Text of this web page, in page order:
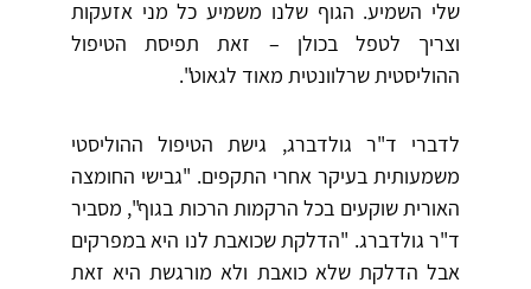
שלי השמיע. הגוף שלנו משמיע כל מני אזעקות
וצריך לטפל בכולן – זאת תפיסת הטיפול
ההוליסטית שרלוונטית מאוד לגאוט".
לדברי ד"ר גולדברג, גישת הטיפול ההוליסטי
משמעותית בעיקר אחרי התקפים. "גבישי החומצה
האורית שוקעים בכל הרקמות הרכות בגוף", מסביר
ד"ר גולדברג. "הדלקת שכואבת לנו היא במפרקים
אבל הדלקת שלא כואבת ולא מורגשת היא זאת